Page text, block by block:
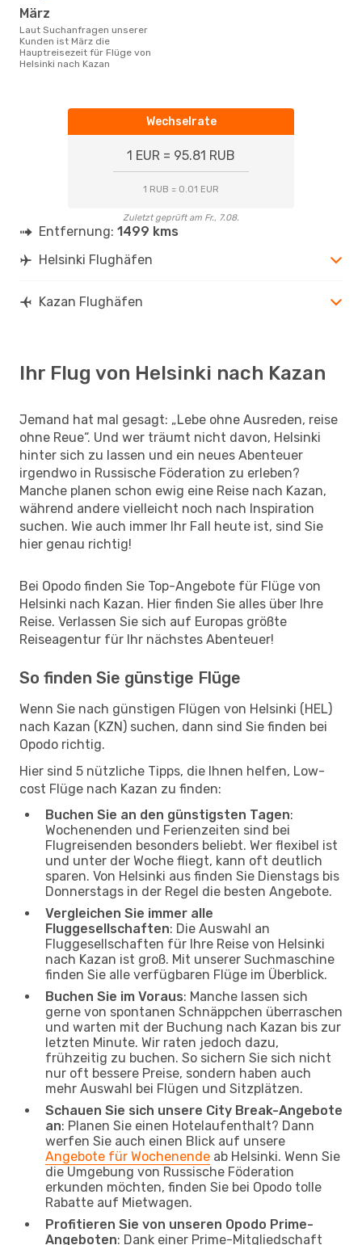
März
Laut Suchanfragen unserer
Kunden ist März die
Hauptreisezeit für Flüge von
Helsinki nach Kazan
Wechselrate
1 EUR = 95.81 RUB
1 RUB = 0.01 EUR
Zuletzt geprüft am Fr., 7.08.
Entfernung: 1499 kms
Helsinki Flughäfen
Kazan Flughäfen
Ihr Flug von Helsinki nach Kazan
Jemand hat mal gesagt: „Lebe ohne Ausreden, reise
ohne Reue“. Und wer träumt nicht davon, Helsinki
hinter sich zu lassen und ein neues Abenteuer
irgendwo in Russische Föderation zu erleben?
Manche planen schon ewig eine Reise nach Kazan,
während andere vielleicht noch nach Inspiration
suchen. Wie auch immer Ihr Fall heute ist, sind Sie
hier genau richtig!
Bei Opodo finden Sie Top-Angebote für Flüge von
Helsinki nach Kazan. Hier finden Sie alles über Ihre
Reise. Verlassen Sie sich auf Europas größte
Reiseagentur für Ihr nächstes Abenteuer!
So finden Sie günstige Flüge
Wenn Sie nach günstigen Flügen von Helsinki (HEL)
nach Kazan (KZN) suchen, dann sind Sie finden bei
Opodo richtig.
Hier sind 5 nützliche Tipps, die Ihnen helfen, Low-
cost Flüge nach Kazan zu finden:
Buchen Sie an den günstigsten Tagen:
Wochenenden und Ferienzeiten sind bei
Flugreisenden besonders beliebt. Wer flexibel ist
und unter der Woche fliegt, kann oft deutlich
sparen. Von Helsinki aus finden Sie Dienstags bis
Donnerstags in der Regel die besten Angebote.
Vergleichen Sie immer alle
Fluggesellschaften: Die Auswahl an
Fluggesellschaften für Ihre Reise von Helsinki
nach Kazan ist groß. Mit unserer Suchmaschine
finden Sie alle verfügbaren Flüge im Überblick.
Buchen Sie im Voraus: Manche lassen sich
gerne von spontanen Schnäppchen überraschen
und warten mit der Buchung nach Kazan bis zur
letzten Minute. Wir raten jedoch dazu,
frühzeitig zu buchen. So sichern Sie sich nicht
nur oft bessere Preise, sondern haben auch
mehr Auswahl bei Flügen und Sitzplätzen.
Schauen Sie sich unsere City Break-Angebote
an: Planen Sie einen Hotelaufenthalt? Dann
werfen Sie auch einen Blick auf unsere
Angebote für Wochenende ab Helsinki. Wenn Sie
die Umgebung von Russische Föderation
erkunden möchten, finden Sie bei Opodo tolle
Rabatte auf Mietwagen.
Profitieren Sie von unseren Opodo Prime-
Angeboten: Dank einer Prime-Mitgliedschaft